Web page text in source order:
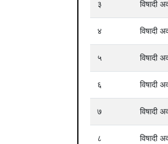
३ विषादी
४ विषादी
५ विषादी
६ विषादी
७ विषादी
८ विषादी